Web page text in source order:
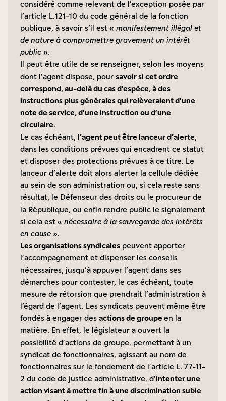
considéré comme relevant de l’exception posée par
l’article L.121-10 du code général de la fonction
publique, à savoir s’il est « manifestement illégal et
de nature à compromettre gravement un intérêt
public ».
Il peut être utile de se renseigner, selon les moyens
dont l’agent dispose, pour savoir si cet ordre
correspond, au-delà du cas d’espèce, à des
instructions plus générales qui relèveraient d’une
note de service, d’une instruction ou d’une
circulaire.
Le cas échéant, l’agent peut être lanceur d’alerte,
dans les conditions prévues qui encadrent ce statut
et disposer des protections prévues à ce titre. Le
lanceur d’alerte doit alors alerter la cellule dédiée
au sein de son administration ou, si cela reste sans
résultat, le Défenseur des droits ou le procureur de
la République, ou enfin rendre public le signalement
si cela est « nécessaire à la sauvegarde des intérêts
en cause ».
Les organisations syndicales peuvent apporter
l’accompagnement et dispenser les conseils
nécessaires, jusqu’à appuyer l’agent dans ses
démarches pour contester, le cas échéant, toute
mesure de rétorsion que prendrait l’administration à
l’égard de l’agent. Les syndicats peuvent même être
fondés à engager des actions de groupe en la
matière. En effet, le législateur a ouvert la
possibilité d’actions de groupe, permettant à un
syndicat de fonctionnaires, agissant au nom de
fonctionnaires sur le fondement de l’article L. 77-11-
2 du code de justice administrative, d’intenter une
action visant à mettre fin à une discrimination subie